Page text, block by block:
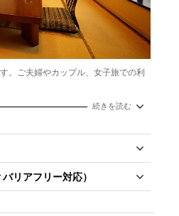
。ご夫婦やカップル、女子旅での利
続きを読む
リアフリー対応）